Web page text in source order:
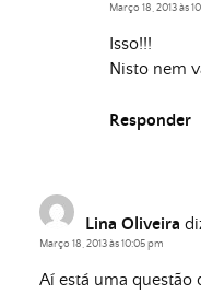
Março 18, 2013 às
Isso!!!
Nisto nem
Responder
Lina Oliveira
Março 18, 2013 às 10:05 pm
Aí está uma questão